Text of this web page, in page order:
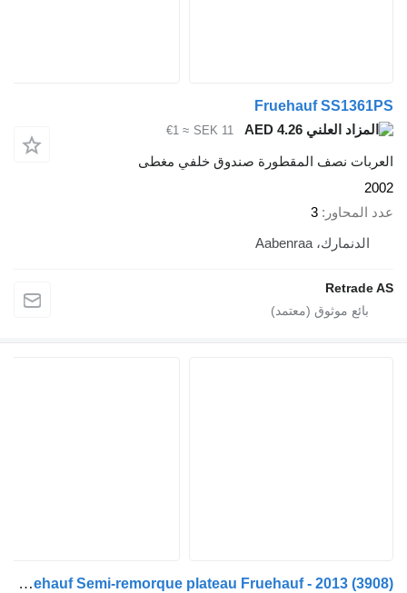
Fruehauf
AED 4.26
SEK 11
≈ €1
نصف المقطورة صندوق خلفي مغطى
3
Fruehauf Semi-remorque plateau Fruehauf - 2013 (3908)